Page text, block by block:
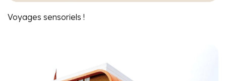
Voyages sensoriels !